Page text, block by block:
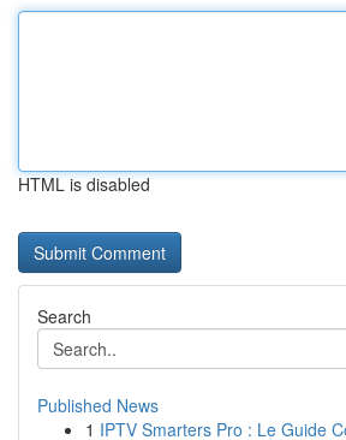
HTML is disabled
Search
Published News
1 IPTV Smarters Pro : Le Guide